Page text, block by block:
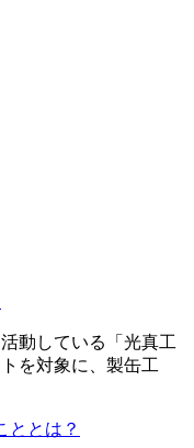
動している「光真工
を対象に、製缶工